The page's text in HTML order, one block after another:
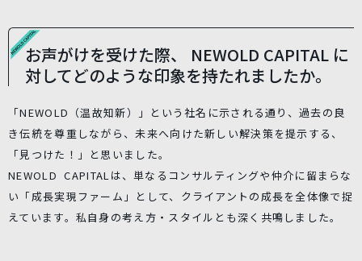
お声がけを受けた際、 NEWOLD CAPITAL に
対してどのような印象を持たれましたか。
「NEWOLD（温故知新）」という社名に示される通り、過去の良
き伝統を尊重しながら、未来へ向けた新しい解決策を提示する、
「見つけた！」と思いました。
NEWOLD CAPITALは、単なるコンサルティングや仲介に留まらな
い「成長実現ファーム」として、クライアントの成長を全体像で捉
えています。私自身の考え方・スタイルとも深く共鳴しました。